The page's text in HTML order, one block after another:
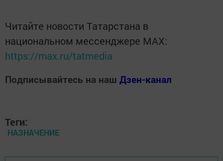
Читайте новости Татарстана в
национальном мессенджере MАХ:
https://max.ru/tatmedia
Подписывайтесь на наш Дзен-канал
Теги:
НАЗНАЧЕНИЕ